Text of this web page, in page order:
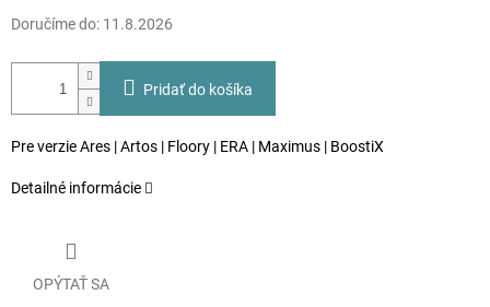
Doručíme do: 11.8.2026
Pridať do košíka
Pre verzie Ares | Artos | Floory | ERA | Maximus | BoostiX
Detailné informácie
OPÝTAŤ SA